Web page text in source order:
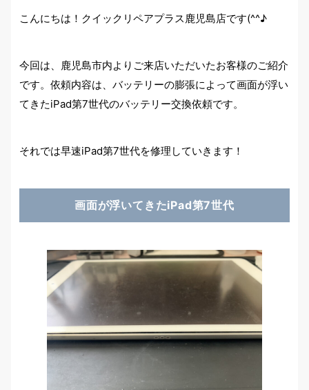
こんにちは！クイックリペアプラス鹿児島店です(^^♪
今回は、鹿児島市内よりご来店いただいたお客様のご紹介
です。依頼内容は、バッテリーの膨張によって画面が浮い
てきたiPad第7世代のバッテリー交換依頼です。
それでは早速iPad第7世代を修理していきます！
画面が浮いてきたiPad第7世代